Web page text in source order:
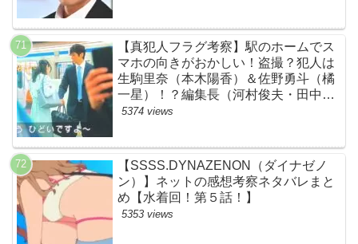
【真犯人フラグ考察】駅のホームでス
マホの向きがおかしい！盗撮？犯人は
生駒里奈（本木陽香）＆佐野勇斗（橘
一星）！？編集長（河村俊夫・田中哲
司説も？【ネット・ツイッターの考察
5374 views
【SSSS.DYNAZENON（ダイナゼノ
ン）】ネットの感想考察ネタバレまと
め【水着回！第５話！】
5353 views